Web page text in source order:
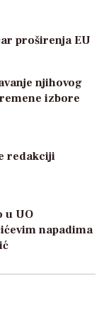
proširenja EU
njihovog
izbore
redakciji
u UO
napadima